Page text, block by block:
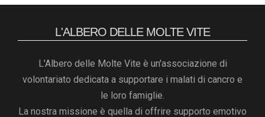
L'ALBERO DELLE MOLTE VITE
L'Albero delle Molte Vite è un'associazione di
volontariato dedicata a supportare i malati di cancro e
le loro famiglie.
La nostra missione è quella di offrire supporto emotivo